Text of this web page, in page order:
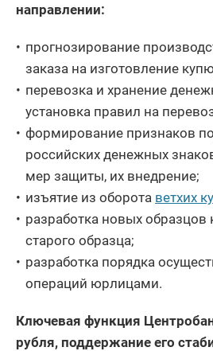
направлении:
прогнозирование
заказа на изготовление
перевозка и хранение
установка правил на
формирование признаков
российских денежных
мер защиты, их внедрение;
изъятие из оборота ветхих
разработка новых образцов
старого образца;
разработка порядка
операций юрлицами.
Ключевая функция
рубля, поддержание его